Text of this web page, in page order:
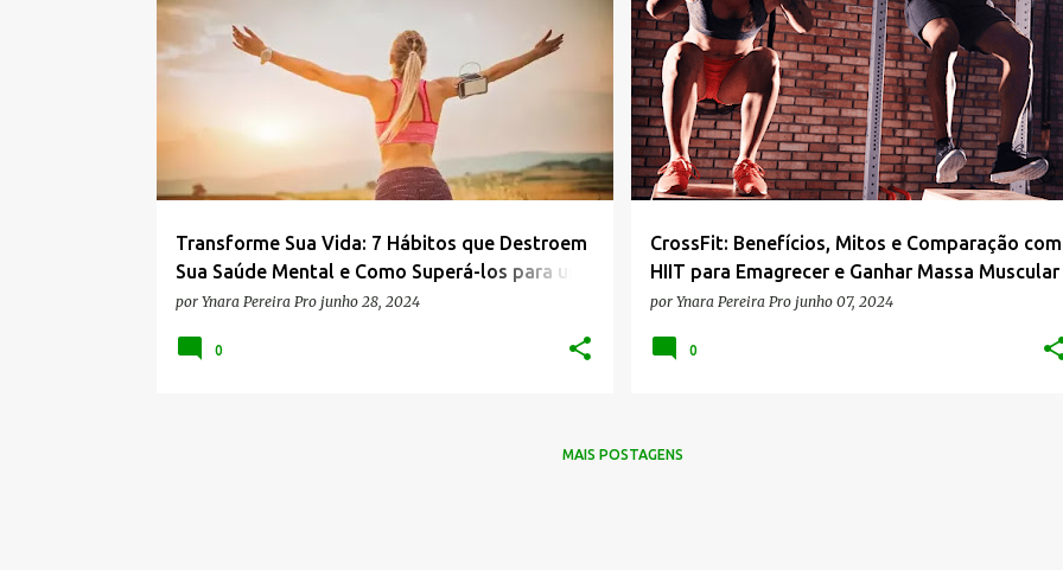
Transforme Sua Vida: 7 Hábitos que Destroem
Sua Saúde Mental e Como Superá-los para um
Estilo de Vida Saudável
por Ynara Pereira Pro junho 28, 2024
DESENVOLVIMENTO PESSOAL
0
CrossFit: Benefícios, Mitos e Comparação com
HIIT para Emagrecer e Ganhar Massa Muscular
por Ynara Pereira Pro junho 07, 2024
BENEFÍCIOS DO CROSSFIT CROSSFIT +
0
MAIS POSTAGENS